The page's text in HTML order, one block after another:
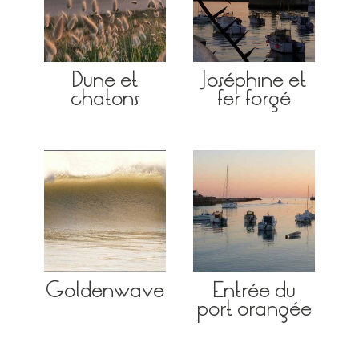
Dune et
chatons
Joséphine et
fer forgé
Goldenwave Entrée du
port orangée